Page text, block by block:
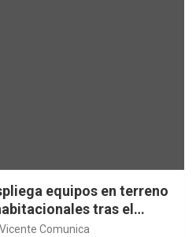
equipos en terreno
tras el
Comunica